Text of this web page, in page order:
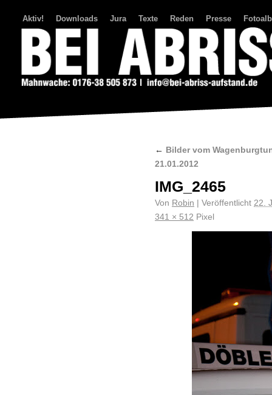
Aktiv! Downloads Jura Texte Reden Presse
← Bilder vom
21.01.2012
IMG_2465
Von Robin Veröffentlicht 22.
341 × 512 Pixel